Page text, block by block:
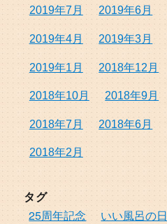
2019年7月 2019年6月
2019年4月 2019年3月
2019年1月 2018年12月
2018年10月 2018年9月
2018年7月 2018年6月
2018年2月
タグ
25周年記念
いい風呂の日